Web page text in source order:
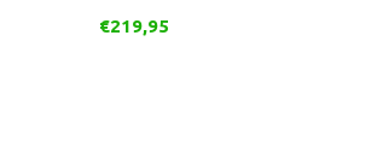
€219,95